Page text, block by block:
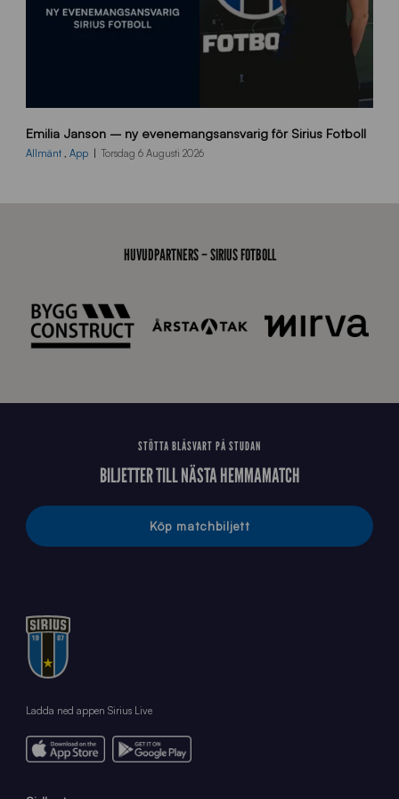
0
0
Emilia Janson – ny evenemangsansvarig för Sirius Fotboll
Allmänt , App Torsdag 6 Augusti 2026
HUVUDPARTNERS – SIRIUS FOTBOLL
STÖTTA BLÅSVART PÅ STUDAN
BILJETTER TILL NÄSTA HEMMAMATCH
Köp matchbiljett
Ladda ned appen Sirius Live